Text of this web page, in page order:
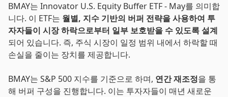
BMAY는 Innovator U.S. Equity Buffer ETF - May를 의미합
니다. 이 ETF는 월별, 지수 기반의 버퍼 전략을 사용하여 투
자자들이 시장 하락으로부터 일부 보호받을 수 있도록 설계
되어 있습니다. 즉, 주식 시장이 일정 범위 내에서 하락할 때
손실을 줄이는 장치를 제공합니다.
BMAY는 S&P 500 지수를 기준으로 하며, 연간 재조정을 통
해 버퍼 구성을 진행합니다. 이는 투자자들이 매년 새로운